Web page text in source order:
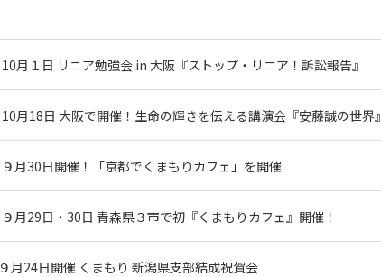
10月１日 リニア勉強会 in 大阪『ストップ・リニア！訴訟報告』
10月18日 大阪で開催！生命の輝きを伝える講演会『安藤誠の世界』
９月30日開催！「京都でくまもりカフェ」を開催
９月29日・30日 青森県３市で初『くまもりカフェ』開催！
９月24日開催 くまもり 新潟県支部結成祝賀会